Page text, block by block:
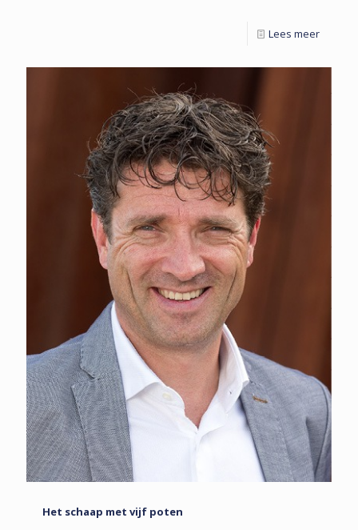
Lees meer
Het schaap met vijf poten